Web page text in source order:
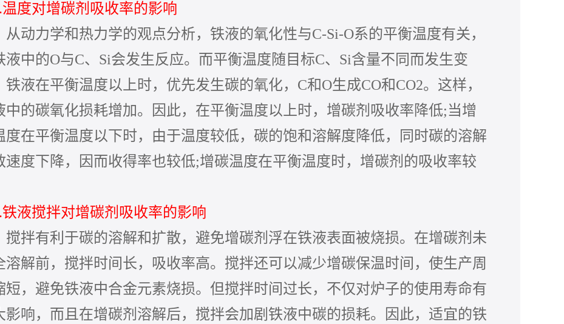
温度对增碳剂吸收率的影响
力学和热力学的观点分析，铁液的氧化性与C-Si-O系的平衡温度有关，
液中的O与C、Si会发生反应。而平衡温度随目标C、Si含量不同而发生变
铁液在平衡温度以上时，优先发生碳的氧化，C和O生成CO和CO2。这样，
中的碳氧化损耗增加。因此，在平衡温度以上时，增碳剂吸收率降低;当增
度在平衡温度以下时，由于温度较低，碳的饱和溶解度降低，同时碳的溶解
速度下降，因而收得率也较低;增碳温度在平衡温度时，增碳剂的吸收率较
铁液搅拌对增碳剂吸收率的影响
有利于碳的溶解和扩散，避免增碳剂浮在铁液表面被烧损。在增碳剂未
溶解前，搅拌时间长，吸收率高。搅拌还可以减少增碳保温时间，使生产周
短，避免铁液中合金元素烧损。但搅拌时间过长，不仅对炉子的使用寿命有
影响，而且在增碳剂溶解后，搅拌会加剧铁液中碳的损耗。因此，适宜的铁